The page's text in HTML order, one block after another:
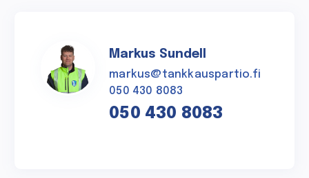
Markus Sundell
markus@tankkauspartio.fi
050 430 8083
050 430 8083